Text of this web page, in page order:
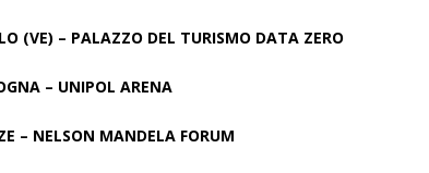
(VE) – PALAZZO DEL TURISMO DATA ZERO
– UNIPOL ARENA
– NELSON MANDELA FORUM